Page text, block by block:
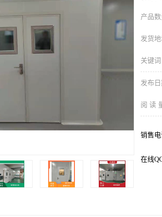
产品数
发货地
关键词
发布日
阅 读
销售电
在线